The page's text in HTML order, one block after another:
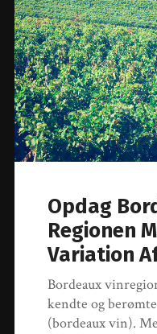
Opdag
Regionen
Variation
Bordeaux
kendte og
(bordeaux vin).